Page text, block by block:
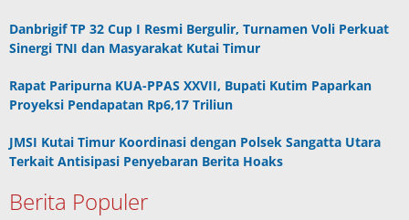
Danbrigif TP 32 Cup I Resmi Bergulir, Turnamen Voli Perkuat
Sinergi TNI dan Masyarakat Kutai Timur
Rapat Paripurna KUA-PPAS XXVII, Bupati Kutim Paparkan
Proyeksi Pendapatan Rp6,17 Triliun
JMSI Kutai Timur Koordinasi dengan Polsek Sangatta Utara
Terkait Antisipasi Penyebaran Berita Hoaks
Berita Populer